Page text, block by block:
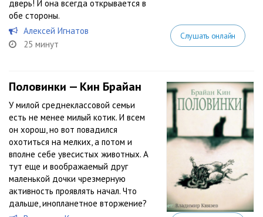
дверь! И она всегда открывается в
обе стороны.
Алексей Игнатов
25 минут
Слушать онлайн
Половинки — Кин Брайан
У милой среднеклассовой семьи
есть не менее милый котик. И всем
он хорош, но вот повадился
охотиться на мелких, а потом и
вполне себе увесистых животных. А
тут еще и воображаемый друг
маленькой дочки чрезмерную
активность проявлять начал. Что
дальше, инопланетное вторжение?